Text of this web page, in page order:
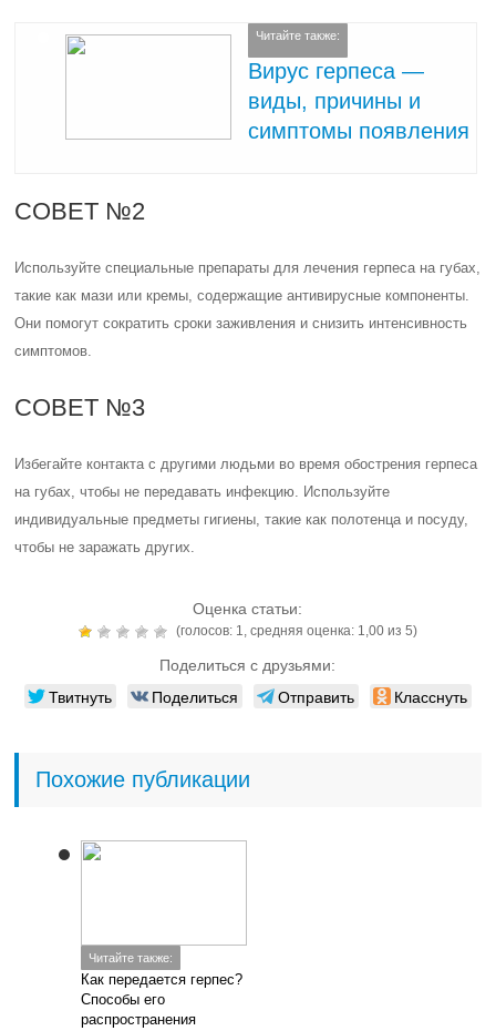
Читайте также:
Вирус герпеса —
виды, причины и
симптомы появления
СОВЕТ №2
Используйте специальные препараты для лечения герпеса на губах,
такие как мази или кремы, содержащие антивирусные компоненты.
Они помогут сократить сроки заживления и снизить интенсивность
симптомов.
СОВЕТ №3
Избегайте контакта с другими людьми во время обострения герпеса
на губах, чтобы не передавать инфекцию. Используйте
индивидуальные предметы гигиены, такие как полотенца и посуду,
чтобы не заражать других.
Оценка статьи:
(голосов: 1, средняя оценка: 1,00из 5)
Поделиться с друзьями:
Твитнуть Поделиться Отправить Класснуть
Похожие публикации
Читайте также:
Как передается герпес?
Способы его
распространения